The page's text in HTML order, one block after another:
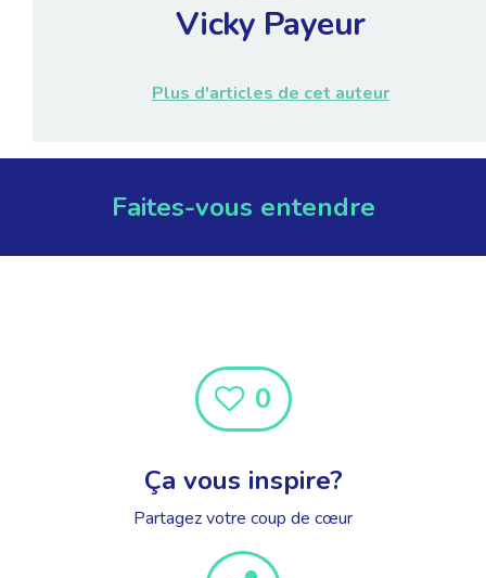
Vicky Payeur
Plus d'articles de cet auteur
Faites-vous entendre
0
Ça vous inspire?
Partagez votre coup de cœur